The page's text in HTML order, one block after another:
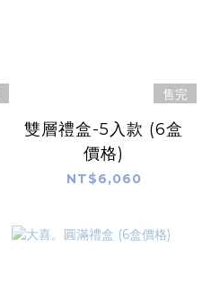
售完
雙層禮盒-5入款 (6盒
價格)
NT$6,060